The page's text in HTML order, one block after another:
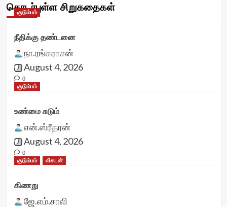
தொடர்புள்ள சிறுகதைகள்
குடும்பம்
நீதிக்கு தண்டனை
நா.ரங்கராசன்
August 4, 2026
0
குடும்பம்
உண்மை சுடும்
என்.ஸ்ரீதரன்
August 4, 2026
0
குடும்பம்
விகடன்
கிணறு
ஜே.எம்.சாலி